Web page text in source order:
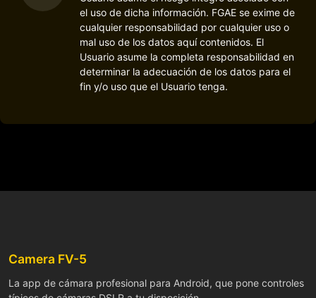
el uso de dicha información. FGAE se exime de
cualquier responsabilidad por cualquier uso o
mal uso de los datos aquí contenidos. El
Usuario asume la completa responsabilidad en
determinar la adecuación de los datos para el
fin y/o uso que el Usuario tenga.
Camera FV-5
La app de cámara profesional para Android, que pone controles